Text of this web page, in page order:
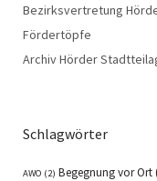
Bezirksvertretung
Fördertöpfe
Archiv Hörder
Schlagwörter
AWO (2) Begegnung vor Ort